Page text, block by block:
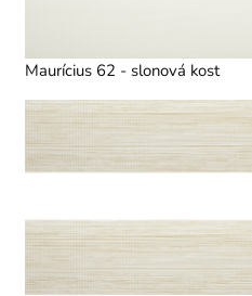
Maurícius 62 - slonová kost